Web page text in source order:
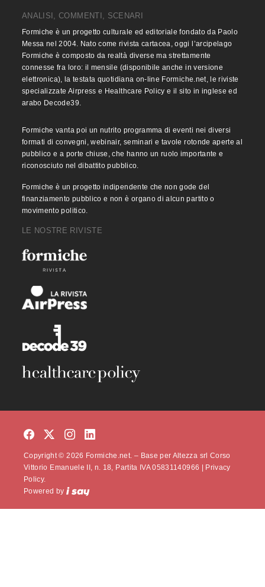
ANALISI, COMMENTI, SCENARI
Formiche è un progetto culturale ed editoriale fondato da Paolo
Messa nel 2004. Nato come rivista cartacea, oggi l’arcipelago
Formiche è composto da realtà diverse ma strettamente
connesse fra loro: il mensile (disponibile anche in versione
elettronica), la testata quotidiana on-line Formiche.net, le riviste
specializzate Airpress e Healthcare Policy e il sito in inglese ed
arabo Decode39.
Formiche vanta poi un nutrito programma di eventi nei diversi
formati di convegni, webinair, seminari e tavole rotonde aperte al
pubblico e a porte chiuse, che hanno un ruolo importante e
riconosciuto nel dibattito pubblico.
Formiche è un progetto indipendente che non gode del
finanziamento pubblico e non è organo di alcun partito o
movimento politico.
LE NOSTRE RIVISTE
Copyright © 2026 Formiche.net. – Base per Altezza srl Corso
Vittorio Emanuele II, n. 18, Partita IVA 05831140966 |
Privacy
Policy.
Powered by